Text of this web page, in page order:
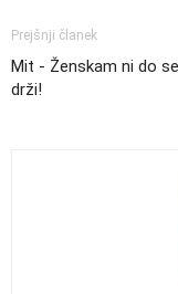
Prejšnji članek
Mit - Ženskam ni do
drži!